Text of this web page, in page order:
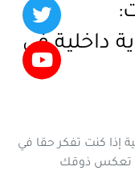
بوية داخلية في
إذا كنت تفكر حقا في
تعكس ذوقك